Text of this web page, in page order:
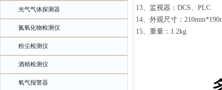
光气气体探测器
氮氧化物检测仪
粉尘检测仪
酒精检测仪
氧气报警器
13、监视器：DCS、PLC
14、外观尺寸：
15、重量：1.2kg